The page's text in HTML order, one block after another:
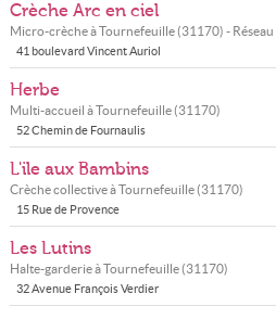
Crèche Arc en ciel
Micro-crèche àTournefeuille(31170) - Réseau
41 boulevard Vincent Auriol
Herbe
Multi-accueil àTournefeuille(31170)
52 Chemin de Fournaulis
L'ile aux Bambins
Crèche collective àTournefeuille(31170)
15 Rue de Provence
Les Lutins
Halte-garderie àTournefeuille(31170)
32 Avenue François Verdier